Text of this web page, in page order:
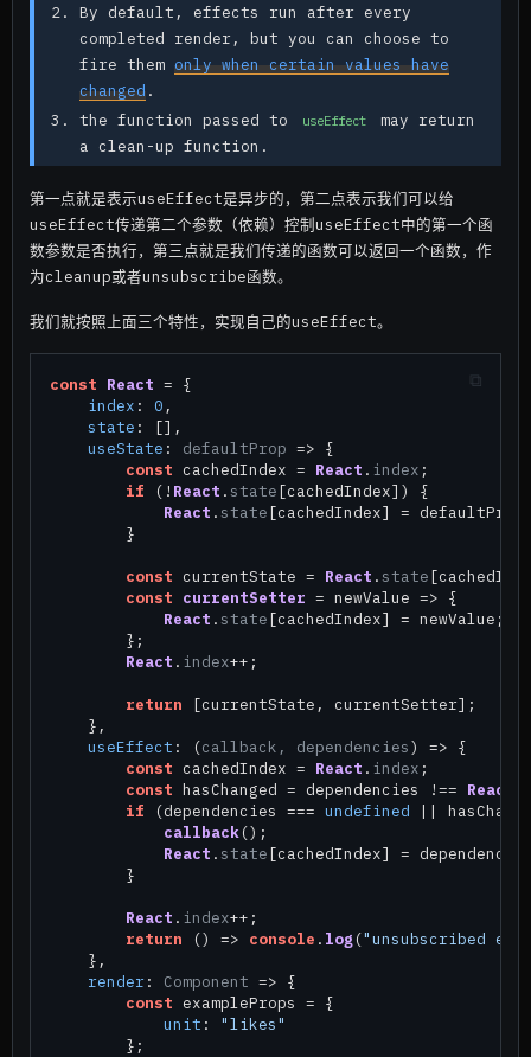
By default, effects run after every
completed render, but you can choose to
fire them only when certain values have
changed.
the function passed to
useEffect
may return
a clean-up function.
第一点就是表示useEffect是异步的，第二点表示我们可以给
useEffect传递第二个参数（依赖）控制useEffect中的第一个函
数参数是否执行，第三点就是我们传递的函数可以返回一个函数，作
为cleanup或者unsubscribe函数。
我们就按照上面三个特性，实现自己的useEffect。
const React = {
index : 0 ,
state : [],
useState : defaultProp => {
const cachedIndex = React . index ;
if (! React .state[cachedIndex]) {
React .state[cachedIndex] =
        }
const currentState = React .state
const
currentSetter = newValue => {
React .state[cachedIndex] = newValue;
        };
React . index++;
return [currentState, currentSetter];
    },
useEffect : (callback, dependencies) => {
const cachedIndex = React . index ;
const hasChanged = dependencies !== React
if (dependencies === undefined ||
callback();
React .state[cachedIndex] =
        }
React . index++;
return
() => console . log("unsubscribed
    },
render: Component => {
const exampleProps = {
unit : "likes"
        };